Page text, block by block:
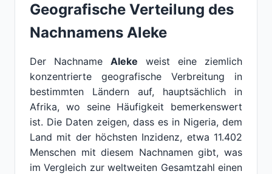
Geografische Verteilung des
Nachnamens Aleke
Der Nachname Aleke weist eine ziemlich
konzentrierte geografische Verbreitung in
bestimmten Ländern auf, hauptsächlich in
Afrika, wo seine Häufigkeit bemerkenswert
ist. Die Daten zeigen, dass es in Nigeria, dem
Land mit der höchsten Inzidenz, etwa 11.402
Menschen mit diesem Nachnamen gibt, was
im Vergleich zur weltweiten Gesamtzahl einen